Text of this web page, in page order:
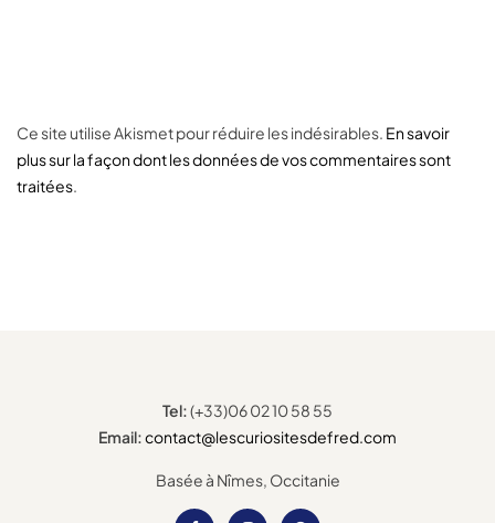
Ce site utilise Akismet pour réduire les indésirables. En savoir
plus sur la façon dont les données de vos commentaires sont
traitées.
Tel:(+33)06 02 10 58 55
Email:contact@lescuriositesdefred.com
Basée à Nîmes, Occitanie